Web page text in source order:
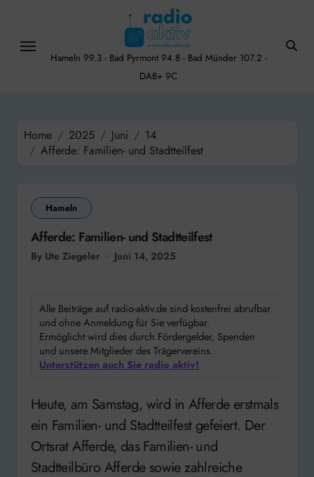
content
Hameln 99.3 - Bad Pyrmont 94.8 - Bad Münder 107.2 -
DAB+ 9C
Home 2025 Juni
14
Afferde: Familien- und Stadtteilfest
Hameln
Afferde: Familien- und Stadtteilfest
By Ute Ziegeler Juni 14, 2025
Alle Beiträge auf radio-aktiv.de sind kostenfrei abrufbar
und ohne Anmeldung für Sie verfügbar.
Ermöglicht wird dies durch Fördergelder, Spenden
und unsere Mitglieder des Trägervereins.
Unterstützen auch Sie radio aktiv!
Heute, am Samstag, wird in Afferde erstmals
ein Familien- und Stadtteilfest gefeiert. Der
Ortsrat Afferde, das Familien- und
Stadtteilbüro Afferde sowie zahlreiche